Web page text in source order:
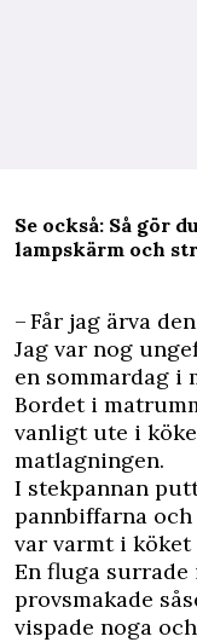
Se också: Så gör
lampskärm och
– Får jag ärva
Jag var nog
en sommardag i
Bordet i
vanligt ute i
matlagningen.
I stekpannan
pannbiffarna
var varmt i
En fluga
provsmakade
vispade noga